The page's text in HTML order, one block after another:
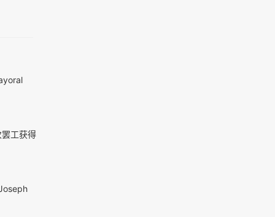
工获得